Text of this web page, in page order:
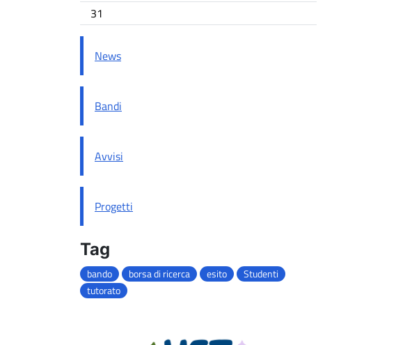
31
News
Bandi
Avvisi
Progetti
Tag
bando borsa di ricerca esito
Studenti
tutorato